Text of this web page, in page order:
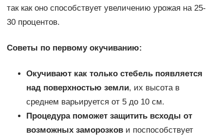
так как оно способствует увеличению урожая на 25-
30 процентов.
Советы по первому окучиванию:
Окучивают как только стебель появляется
над поверхностью земли, их высота в
среднем варьируется от 5 до 10 см.
Процедура поможет защитить всходы от
возможных заморозкови поспособствует